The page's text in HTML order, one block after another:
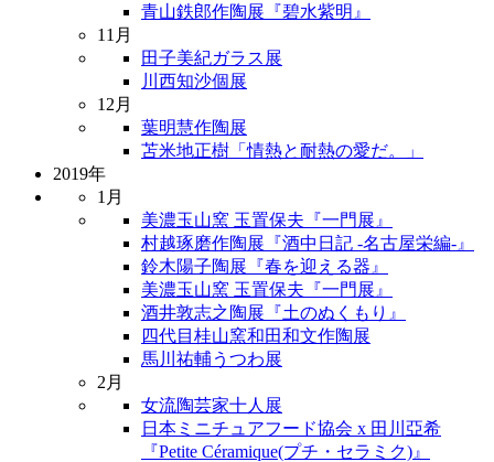
青山鉄郎作陶展『碧水紫明』
11月
田子美紀ガラス展
川西知沙個展
12月
葉明慧作陶展
苫米地正樹「情熱と耐熱の愛だ。」
2019年
1月
美濃玉山窯 玉置保夫『一門展』
村越琢磨作陶展『酒中日記 -名古屋栄編-』
鈴木陽子陶展『春を迎える器』
美濃玉山窯 玉置保夫『一門展』
酒井敦志之陶展『土のぬくもり』
四代目桂山窯和田和文作陶展
馬川祐輔うつわ展
2月
女流陶芸家十人展
日本ミニチュアフード協会 x 田川亞希
『Petite Céramique(プチ・セラミク)』